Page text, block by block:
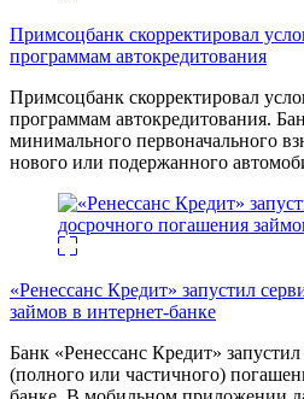
Примсоцбанк скорректировал
программам автокредитования
Примсоцбанк скорректировал
программам автокредитования.
минимального первоначального
нового или подержанного
«Ренессанс Кредит» запустил
займов в интернет-банке
Банк «Ренессанс Кредит»
(полного или частичного)